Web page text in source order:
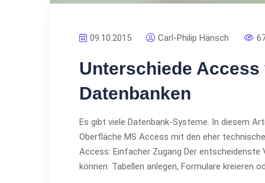
09.10.2015 Carl-Philip Hänsch
Unterschiede Access
Datenbanken
Es gibt viele Datenbank-Systeme. In diesem
Oberfläche MS Access mit den eher
Access: Einfacher Zugang Der
können: Tabellen anlegen, Formulare kreieren